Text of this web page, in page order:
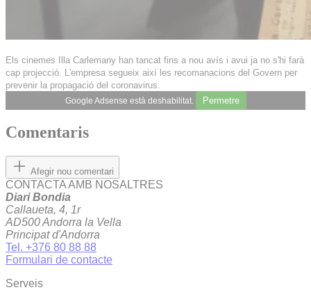
Els cinemes Illa Carlemany han tancat fins a nou avís i avui ja no s'hi farà
cap projecció. L'empresa segueix així les recomanacions del Govern per
prevenir la propagació del coronavirus.
Google Adsense està deshabilitat. Permetre
Comentaris
Afegir nou comentari
CONTACTA AMB NOSALTRES
Diari Bondia
Callaueta, 4, 1r
AD500 Andorra la Vella
Principat d'Andorra
Tel. +376 80 88 88
Formulari de contacte
Serveis